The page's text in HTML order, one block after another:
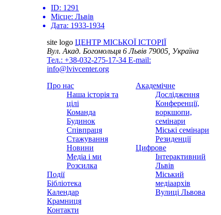
ID: 1291
Місце: Львів
Дата: 1933-1934
site logo ЦЕНТР МІСЬКОЇ ІСТОРІЇ
Вул. Акад. Богомольця 6Львів 79005, Україна
Тел.: +38-032-275-17-34 E-mail:
info@lvivcenter.org
Про нас
Наша історія та
цілі
Команда
Будинок
Співпраця
Стажування
Новини
Медіа і ми
Розсилка
Події
Бібліотека
Календар
Крамниця
Контакти
Академічне
Дослідження
Конференції,
воркшопи,
семінари
Міські семінари
Резиденції
Цифрове
Інтерактивний
Львів
Міський
медіаархів
Вулиці Львова